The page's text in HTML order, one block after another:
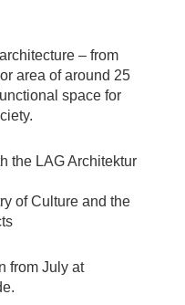
– from
area of around 25
space for
the LAG Architektur
of Culture and the
from July at